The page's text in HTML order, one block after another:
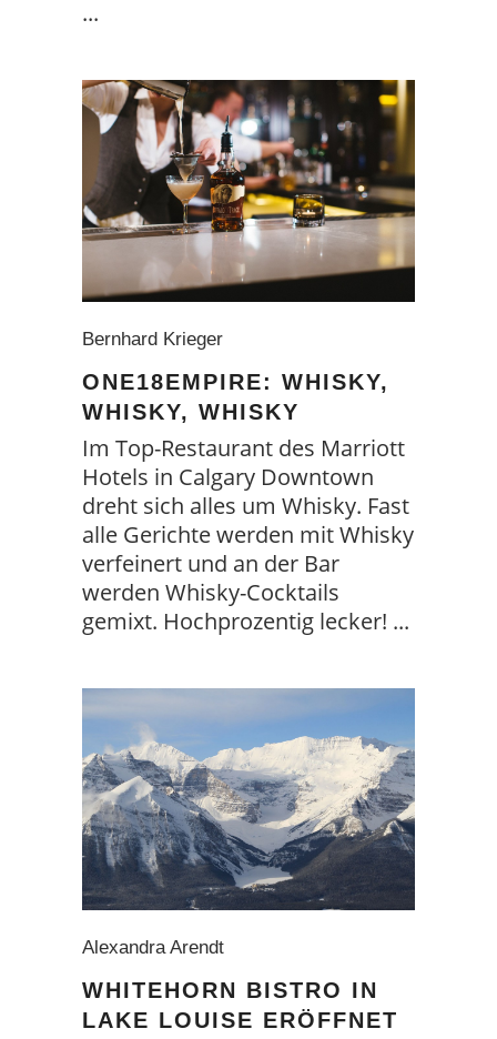
Bernhard Krieger
ONE18EMPIRE: WHISKY,
WHISKY, WHISKY
Im Top-Restaurant des Marriott
Hotels in Calgary Downtown
dreht sich alles um Whisky. Fast
alle Gerichte werden mit Whisky
verfeinert und an der Bar
werden Whisky-Cocktails
gemixt. Hochprozentig lecker!
Alexandra Arendt
WHITEHORN BISTRO IN
LAKE LOUISE ERÖFFNET